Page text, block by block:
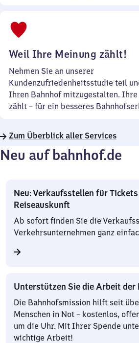
Weil Ihre Meinung zählt!
Nehmen Sie an unserer
Kundenzufriedenheitsstudie teil
Ihren Bahnhof mitzugestalten. Ihre
zählt – für ein besseres
Zum Überblick aller Services
Neu auf bahnhof.de
Neu: Verkaufsstellen für
Reiseauskunft
Ab sofort finden Sie die
Verkehrsunternehmen ganz
Unterstützen Sie die Arbeit der
Die Bahnhofsmission hilft seit
Menschen in Not – kostenlos,
um die Uhr. Mit Ihrer Spende
wichtige Arbeit!